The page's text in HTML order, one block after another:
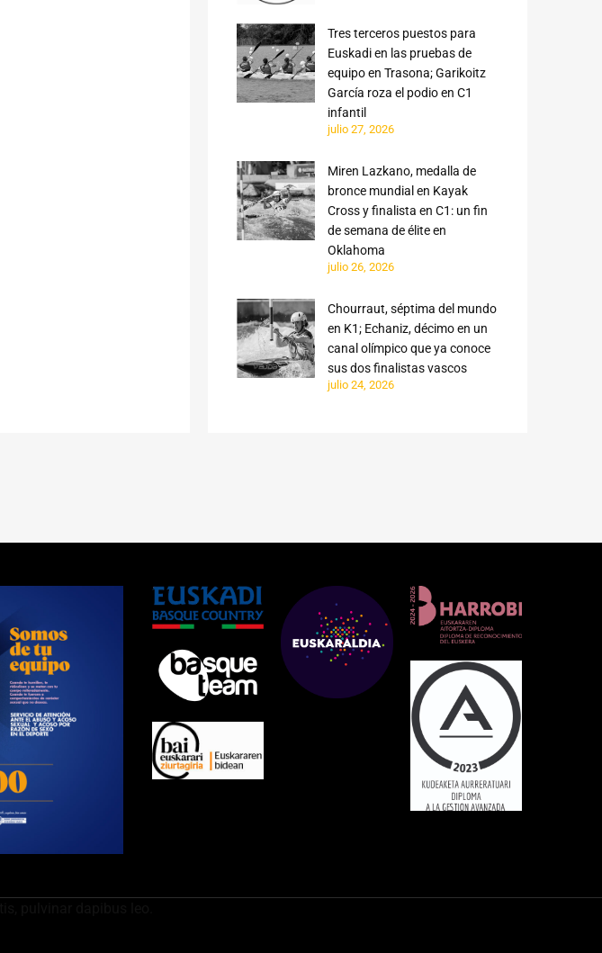
Tres terceros puestos para
Euskadi en las pruebas de
equipo en Trasona; Garikoitz
García roza el podio en C1
infantil
julio 27, 2026
Miren Lazkano, medalla de
bronce mundial en Kayak
Cross y finalista en C1: un fin
de semana de élite en
Oklahoma
julio 26, 2026
Chourraut, séptima del mundo
en K1; Echaniz, décimo en un
canal olímpico que ya conoce
sus dos finalistas vascos
julio 24, 2026